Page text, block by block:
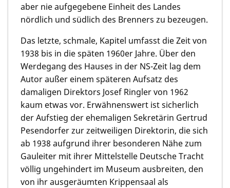
aber nie aufgegebene Einheit des Landes
nördlich und südlich des Brenners zu bezeugen.
Das letzte, schmale, Kapitel umfasst die Zeit von
1938 bis in die späten 1960er Jahre. Über den
Werdegang des Hauses in der NS-Zeit lag dem
Autor außer einem späteren Aufsatz des
damaligen Direktors Josef Ringler von 1962
kaum etwas vor. Erwähnenswert ist sicherlich
der Aufstieg der ehemaligen Sekretärin Gertrud
Pesendorfer zur zeitweiligen Direktorin, die sich
ab 1938 aufgrund ihrer besonderen Nähe zum
Gauleiter mit ihrer Mittelstelle Deutsche Tracht
völlig ungehindert im Museum ausbreiten, den
von ihr ausgeräumten Krippensaal als